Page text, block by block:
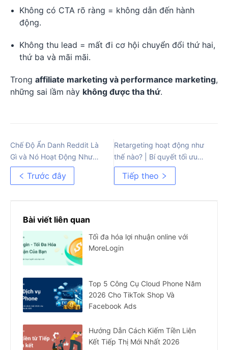
Không có CTA rõ ràng = không dẫn đến hành
động.
Không thu lead = mất đi cơ hội chuyển đổi thứ hai,
thứ ba và mãi mãi.
Trong affiliate marketing và performance marketing,
những sai lầm này không được tha thứ.
Chế Độ Ẩn Danh Reddit Là
Gì và Nó Hoạt Động Như
Thế Nào
Trước đây
Retargeting hoạt động như
thế nào? | Bí quyết tối ưu
chuyển đổi và các giai đoạn
phễu
Tiếp theo
Bài viết liên quan
Tối đa hóa lợi nhuận online với
MoreLogin
Top 5 Công Cụ Cloud Phone Năm
2026 Cho TikTok Shop Và
Facebook Ads
Hướng Dẫn Cách Kiếm Tiền Liên
Kết Tiếp Thị Mới Nhất 2026